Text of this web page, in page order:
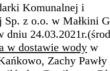
Komunalnej i
z o.o. w Małkini
dniu
w dostawie wody w
Zachy Pawły